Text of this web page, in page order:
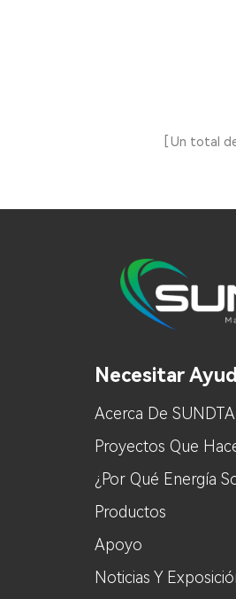
Un total
Necesitar
Acerca De SUNDTA
Proyectos Que
¿Por Qué Energía
Productos
Apoyo
Noticias Y